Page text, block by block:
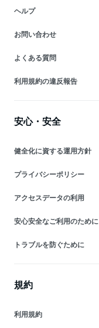
ヘルプ
お問い合わせ
よくある質問
利用規約の違反報告
安心・安全
健全化に資する運用方針
プライバシーポリシー
アクセスデータの利用
安心安全なご利用のために
トラブルを防ぐために
規約
利用規約